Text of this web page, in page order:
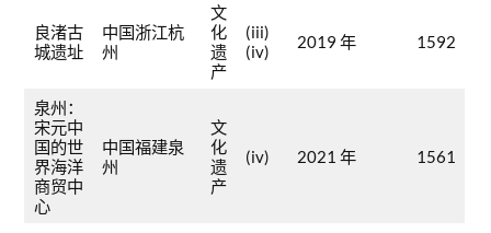
良渚古
城遗址
中国浙江杭
州
文
化
遗
产
(iii)
(iv)
2019 年 1592
泉州：
宋元中
国的世
界海洋
商贸中
心
中国福建泉
州
文
化
遗
产
(iv) 2021 年 1561